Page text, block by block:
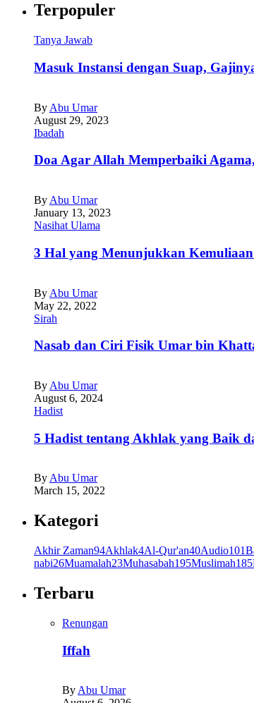
Terpopuler
Tanya Jawab
Masuk Instansi dengan Suap,
By Abu Umar
August 29, 2023
Ibadah
Doa Agar Allah Memperbaiki
By Abu Umar
January 13, 2023
Nasihat Ulama
3 Hal yang Menunjukkan
By Abu Umar
May 22, 2022
Sirah
Nasab dan Ciri Fisik Umar bin
By Abu Umar
August 6, 2024
Hadist
5 Hadist tentang Akhlak yang Baik
ByAbu Umar
March 15, 2022
Kategori
Akhir Zaman94Akhlak4Al-Qur'an40Audio101
nabi26Muamalah23Muhasabah195Muslimah185
Terbaru
Renungan
Iffah
ByAbu Umar